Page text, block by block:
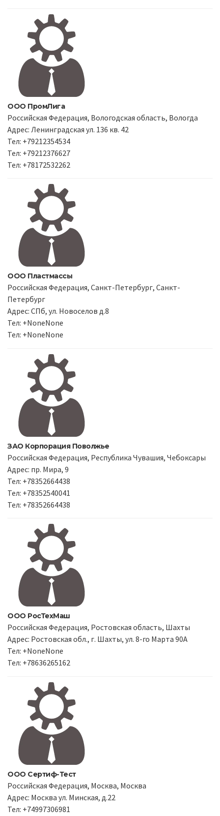
ООО ПромЛига
Российская Федерация, Вологодская область, Вологда
Адрес: Ленинградская ул. 136 кв. 42
Тел: +79212354534
Тел: +79212376627
Тел: +78172532262
ООО Пластмассы
Российская Федерация, Санкт-Петербург, Санкт-
Петербург
Адрес: СПб, ул. Новоселов д.8
Тел: +NoneNone
Тел: +NoneNone
ЗАО Корпорация Поволжье
Российская Федерация, Республика Чувашия, Чебоксары
Адрес: пр. Мира, 9
Тел: +78352664438
Тел: +78352540041
Тел: +78352664438
ООО РосТехМаш
Российская Федерация, Ростовская область, Шахты
Адрес: Ростовская обл., г. Шахты, ул. 8-го Марта 90А
Тел: +NoneNone
Тел: +78636265162
ООО Сертиф-Тест
Российская Федерация, Москва, Москва
Адрес: Москва ул. Минская, д.22
Тел: +74997306981